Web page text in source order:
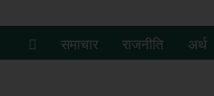
समाचार राजनीति अर्थ